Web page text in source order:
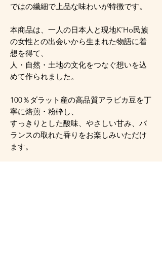
ではの繊細で上品な味わいが特徴です。
本商品は、一人の日本人と現地K’Ho民族
の女性との出会いから生まれた物語に着
想を得て、
人・自然・土地の文化をつなぐ想いを込
めて作られました。
100％ダラット産の高品質アラビカ豆を丁
寧に焙煎・粉砕し、
すっきりとした酸味、やさしい甘み、バ
ランスの取れた香りをお楽しみいただけ
ます。